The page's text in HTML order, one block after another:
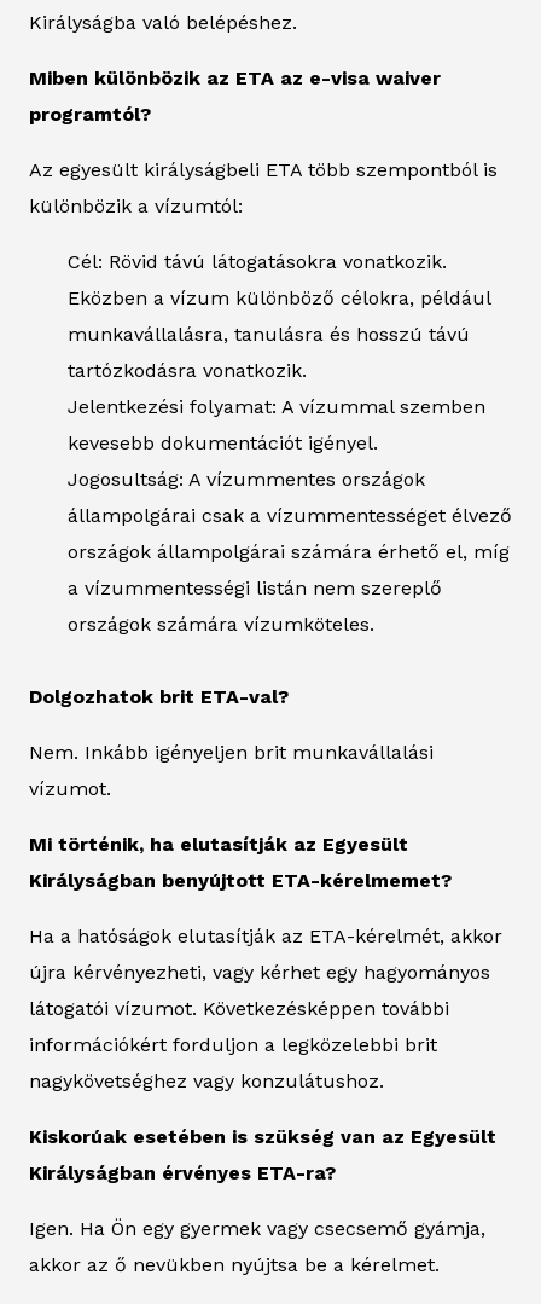
Királyságba való belépéshez.
Miben különbözik az ETA az e-visa waiver
programtól?
Az egyesült királyságbeli ETA több szempontból is
különbözik a vízumtól:
Cél: Rövid távú látogatásokra vonatkozik.
Eközben a vízum különböző célokra, például
munkavállalásra, tanulásra és hosszú távú
tartózkodásra vonatkozik.
Jelentkezési folyamat: A vízummal szemben
kevesebb dokumentációt igényel.
Jogosultság: A vízummentes országok
állampolgárai csak a vízummentességet élvező
országok állampolgárai számára érhető el, míg
a vízummentességi listán nem szereplő
országok számára vízumköteles.
Dolgozhatok brit ETA-val?
Nem. Inkább igényeljen brit munkavállalási
vízumot.
Mi történik, ha elutasítják az Egyesült
Királyságban benyújtott ETA-kérelmemet?
Ha a hatóságok elutasítják az ETA-kérelmét, akkor
újra kérvényezheti, vagy kérhet egy hagyományos
látogatói vízumot. Következésképpen további
információkért forduljon a legközelebbi brit
nagykövetséghez vagy konzulátushoz.
Kiskorúak esetében is szükség van az Egyesült
Királyságban érvényes ETA-ra?
Igen. Ha Ön egy gyermek vagy csecsemő gyámja,
akkor az ő nevükben nyújtsa be a kérelmet.